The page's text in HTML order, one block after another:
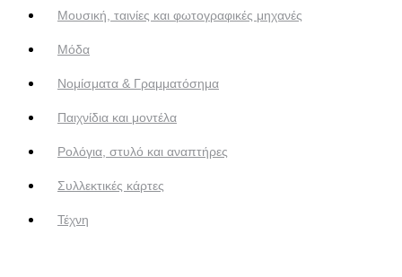
Μουσική, ταινίες και φωτογραφικές μηχανές
Μόδα
Νομίσματα & Γραμματόσημα
Παιχνίδια και μοντέλα
Ρολόγια, στυλό και αναπτήρες
Συλλεκτικές κάρτες
Τέχνη